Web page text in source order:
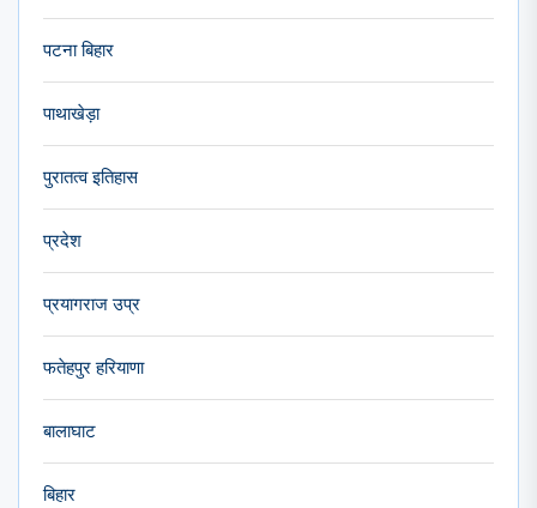
पटना बिहार
पाथाखेड़ा
पुरातत्व इतिहास
प्रदेश
प्रयागराज उप्र
फतेहपुर हरियाणा
बालाघाट
बिहार